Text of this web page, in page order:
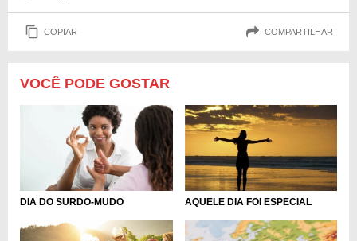
COPIAR COMPARTILHAR
VOCÊ PODE GOSTAR
DIA DO SURDO-MUDO AQUELE DIA FOI ESPECIAL